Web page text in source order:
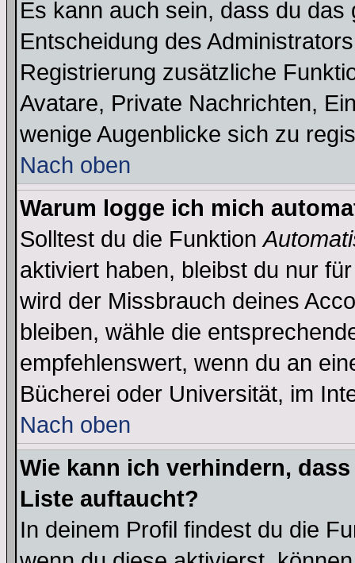
Es kann auch sein, dass du
Entscheidung des
Registrierung zusätzliche
Avatare, Private Nachrichten,
wenige Augenblicke sich zu
Nach oben
Warum logge ich mich
Solltest du die Funktion
aktiviert haben, bleibst du nur
wird der Missbrauch deines
bleiben, wähle die
empfehlenswert, wenn du an
Bücherei oder Universität, im
Nach oben
Wie kann ich verhindern,
Liste auftaucht?
In deinem Profil findest du die